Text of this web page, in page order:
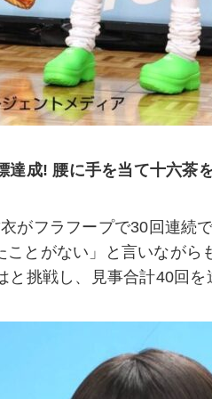
達成! 腰に手を当て十六茶
がフラフープで30回連続
ことがない」と言いなが
と挑戦し、見事合計40回を